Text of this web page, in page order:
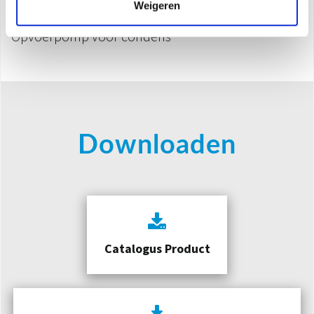
Weigeren
Opvoerpomp voor condens
Downloaden
Catalogus Product